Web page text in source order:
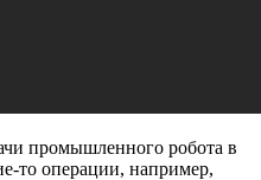
промышленного робота в
то операции, например,